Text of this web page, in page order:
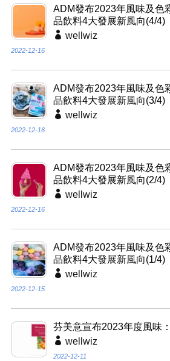
ADM發布2023年風味及色
品飲料4大發展新風向(4/4)
wellwiz
2022-12-16
ADM發布2023年風味及色
品飲料4大發展新風向(3/4)
wellwiz
2022-12-16
ADM發布2023年風味及色
品飲料4大發展新風向(2/4)
wellwiz
2022-12-16
ADM發布2023年風味及色
品飲料4大發展新風向(1/4)
wellwiz
2022-12-15
芬美意宣布2023年度風味
wellwiz
2022-12-11